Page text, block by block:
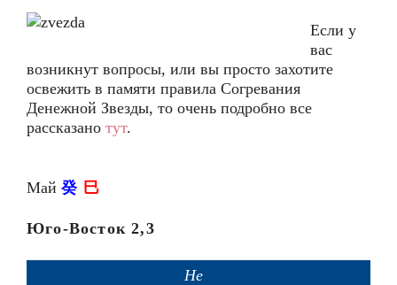
Если у
вас
возникнут вопросы, или вы просто захотите
освежить в памяти правила Согревания
Денежной Звезды, то очень подробно все
рассказано тут.
Май 癸 巳
Юго-Восток 2,3
Не